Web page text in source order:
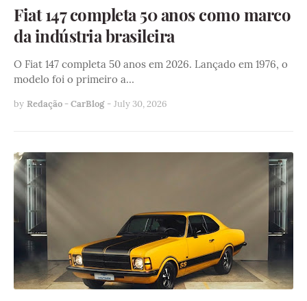
Fiat 147 completa 50 anos como marco
da indústria brasileira
O Fiat 147 completa 50 anos em 2026. Lançado em 1976, o
modelo foi o primeiro a…
by Redação - CarBlog - July 30, 2026